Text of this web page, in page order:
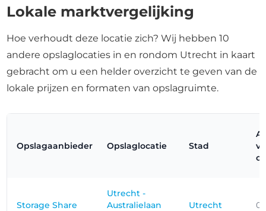
Lokale marktvergelijking
Hoe verhoudt deze locatie zich? Wij hebben 10
andere opslaglocaties in en rondom Utrecht in kaart
gebracht om u een helder overzicht te geven van de
lokale prijzen en formaten van opslagruimte.
Opslagaanbieder Opslaglocatie Stad
Storage Share
Utrecht -
Australielaan
Utrecht 0